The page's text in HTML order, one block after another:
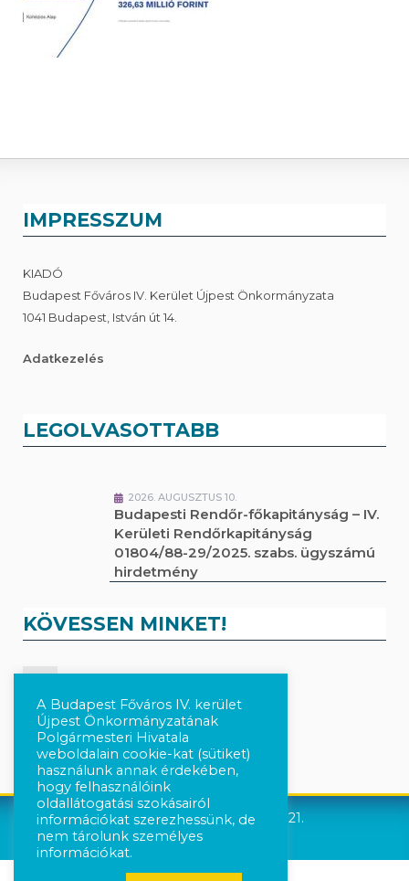
IMPRESSZUM
KIADÓ
Budapest Főváros IV. Kerület Újpest Önkormányzata
1041 Budapest, István út 14.
Adatkezelés
LEGOLVASOTTABB
2026. AUGUSZTUS 10.
Budapesti Rendőr-főkapitányság – IV.
Kerületi Rendőrkapitányság
01804/88-29/2025. szabs. ügyszámú
hirdetmény
KÖVESSEN MINKET!
Követés Instagram-on
Újpest Önkormányzata © 2021.
A Budapest Főváros IV. kerület
Újpest Önkormányzatának
Polgármesteri Hivatala
weboldalain cookie-kat (sütiket)
használunk annak érdekében,
hogy felhasználóink
oldallátogatási szokásairól
információkat szerezhessünk, de
nem tárolunk személyes
információkat.